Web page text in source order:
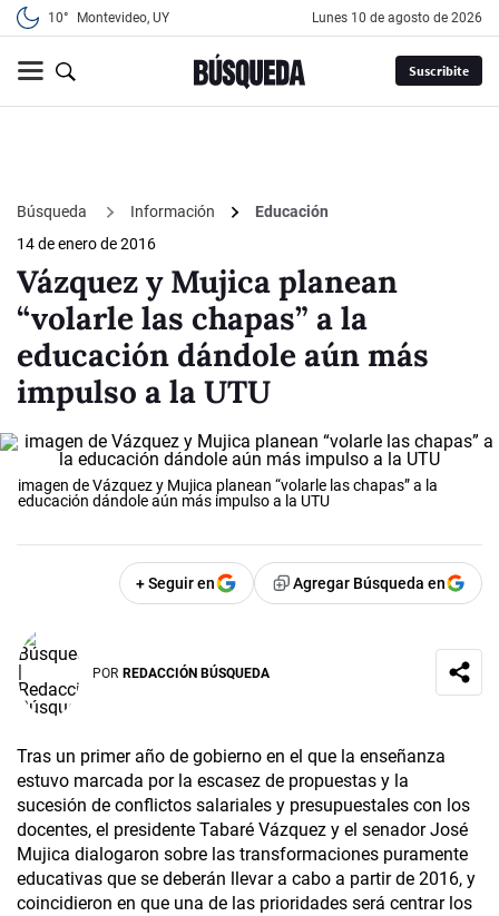
10° Montevideo, UY lunes 10 de agosto de 2026
Suscribite
Búsqueda Información
Educación
14 de enero de 2016
Vázquez y Mujica planean
“volarle las chapas” a la
educación dándole aún más
impulso a la UTU
imagen de Vázquez y Mujica planean “volarle las chapas” a la
educación dándole aún más impulso a la UTU
+ Seguir en Agregar Búsqueda en
POR REDACCIÓN BÚSQUEDA
Tras un primer año de gobierno en el que la enseñanza
estuvo marcada por la escasez de propuestas y la
sucesión de conflictos salariales y presupuestales con los
docentes, el presidente Tabaré Vázquez y el senador José
Mujica dialogaron sobre las transformaciones puramente
educativas que se deberán llevar a cabo a partir de 2016, y
coincidieron en que una de las prioridades será centrar los